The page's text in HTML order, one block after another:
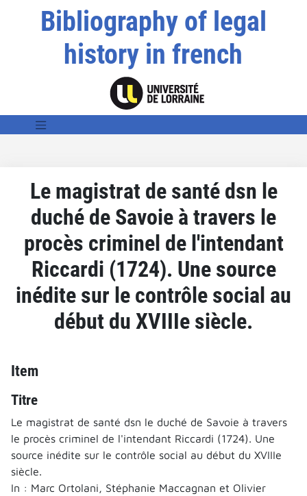
Bibliography of legal
history in french
Le magistrat de santé dsn le
duché de Savoie à travers le
procès criminel de l'intendant
Riccardi (1724). Une source
inédite sur le contrôle social au
début du XVIIIe siècle.
Item
Titre
Le magistrat de santé dsn le duché de Savoie à travers
le procès criminel de l'intendant Riccardi (1724). Une
source inédite sur le contrôle social au début du XVIIIe
siècle.
In : Marc Ortolani, Stéphanie Maccagnan et Olivier